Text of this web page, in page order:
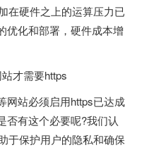
在硬件之上的运算压力已
优化和部署，硬件成本增
才需要https
网站必须启用https已达成
否有这个必要呢?我们认
于保护用户的隐私和确保